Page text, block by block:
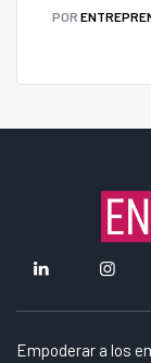
POR
Empoderar a los